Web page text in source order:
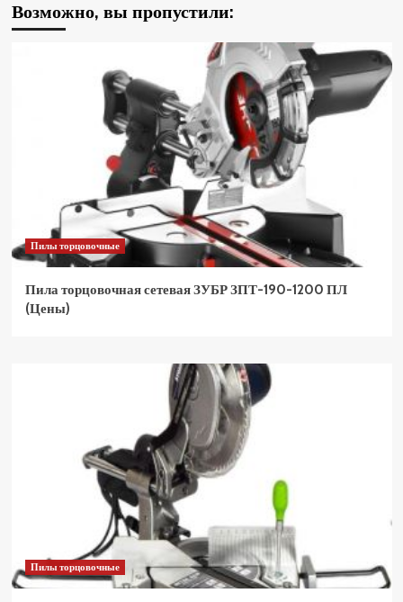
Возможно, вы пропустили:
Пилы торцовочные
Пила торцовочная сетевая ЗУБР ЗПТ-190-1200 ПЛ
(Цены)
Пилы торцовочные